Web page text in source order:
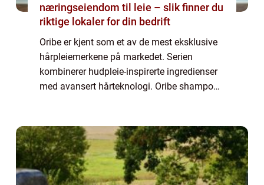
næringseiendom til leie – slik finner du
riktige lokaler for din bedrift
Oribe er kjent som et av de mest eksklusive
hårpleiemerkene på markedet. Serien
kombinerer hudpleie-inspirerte ingredienser
med avansert hårteknologi. Oribe shampoo